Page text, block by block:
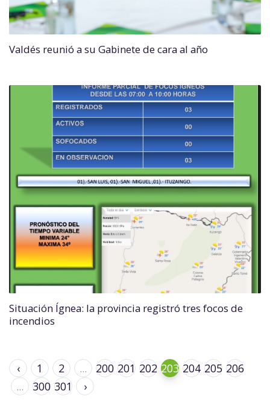
Valdés reunió a su Gabinete de cara al año
Situación Ígnea: la provincia registró tres focos de
incendios
‹ 1 2 ... 200 201 202 203 204 205 206
...
300 301 ›